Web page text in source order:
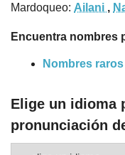
Mardoqueo: Ailani ,
Encuentra nombres
Nombres
Elige un idioma
pronunciación